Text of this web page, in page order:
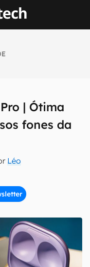
| Ótima
fones da
Léo
em primeira
com os Termos de